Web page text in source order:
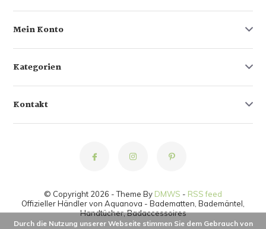
Mein Konto
Kategorien
Kontakt
© Copyright 2026 - Theme By DMWS - RSS feed
Offizieller Händler von Aquanova - Badematten, Bademäntel,
Handtücher, Badaccessoires
Durch die Nutzung unserer Webseite stimmen Sie dem Gebrauch von